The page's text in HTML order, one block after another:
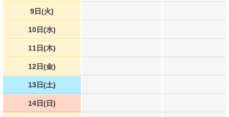
9日(火)
10日(水)
11日(木)
12日(金)
13日(土)
14日(日)